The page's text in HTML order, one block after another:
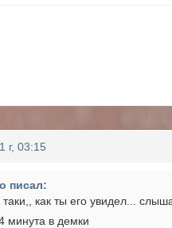
г, 03:15
писал:
как ты его увидел...
минута в демки